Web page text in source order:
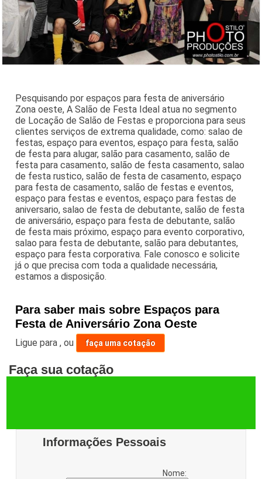
Pesquisando por espaços para festa de aniversário
Zona oeste, A Salão de Festa Ideal atua no segmento
de Locação de Salão de Festas e proporciona para seus
clientes serviços de extrema qualidade, como: salao de
festas, espaço para eventos, espaço para festa, salão
de festa para alugar, salão para casamento, salão de
festa para casamento, salão de festa casamento, salao
de festa rustico, salão de festa de casamento, espaço
para festa de casamento, salão de festas e eventos,
espaço para festas e eventos, espaço para festas de
aniversario, salao de festa de debutante, salão de festa
de aniversário, espaço para festa de debutante, salão
de festa mais próximo, espaço para evento corporativo,
salao para festa de debutante, salão para debutantes,
espaço para festa corporativa. Fale conosco e solicite
já o que precisa com toda a qualidade necessária,
estamos a disposição.
Para saber mais sobre Espaços para
Festa de Aniversário Zona Oeste
Ligue para,ou faça uma cotação
Faça sua cotação
Informações Pessoais
Nome: